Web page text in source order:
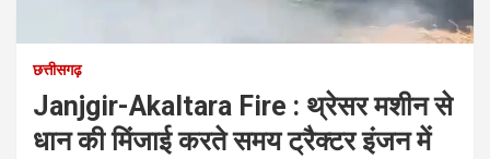
छत्तीसगढ़
Janjgir-Akaltara Fire : थ्रेसर मशीन से
धान की मिंजाई करते समय ट्रैक्टर इंजन में